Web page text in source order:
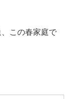
この春家庭で